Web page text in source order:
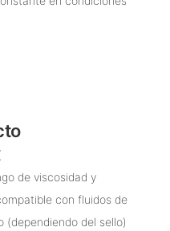
de viscosidad y
con fluidos de
del sello)